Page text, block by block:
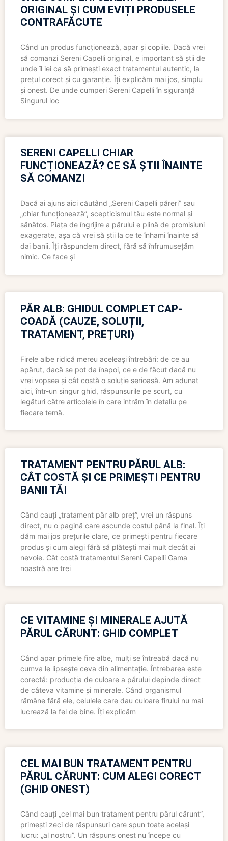
ORIGINAL ȘI CUM EVIȚI PRODUSELE
CONTRAFĂCUTE
Când un produs funcționează, apar și copiile. Dacă vrei
să comanzi Sereni Capelli original, e important să știi de
unde îl iei ca să primești exact tratamentul autentic, la
prețul corect și cu garanție. Îți explicăm mai jos, simplu
și onest. De unde cumperi Sereni Capelli în siguranță
Singurul loc
SERENI CAPELLI CHIAR
FUNCȚIONEAZĂ? CE SĂ ȘTII ÎNAINTE
SĂ COMANZI
Dacă ai ajuns aici căutând „Sereni Capelli păreri” sau
„chiar funcționează”, scepticismul tău este normal și
sănătos. Piața de îngrijire a părului e plină de promisiuni
exagerate, așa că vrei să știi la ce te înhami înainte să
dai banii. Îți răspundem direct, fără să înfrumusețăm
nimic. Ce face și
PĂR ALB: GHIDUL COMPLET CAP-
COADĂ (CAUZE, SOLUȚII,
TRATAMENT, PREȚURI)
Firele albe ridică mereu aceleași întrebări: de ce au
apărut, dacă se pot da înapoi, ce e de făcut dacă nu
vrei vopsea și cât costă o soluție serioasă. Am adunat
aici, într-un singur ghid, răspunsurile pe scurt, cu
legături către articolele în care intrăm în detaliu pe
fiecare temă.
TRATAMENT PENTRU PĂRUL ALB:
CÂT COSTĂ ȘI CE PRIMEȘTI PENTRU
BANII TĂI
Când cauți „tratament păr alb preț”, vrei un răspuns
direct, nu o pagină care ascunde costul până la final. Îți
dăm mai jos prețurile clare, ce primești pentru fiecare
produs și cum alegi fără să plătești mai mult decât ai
nevoie. Cât costă tratamentul Sereni Capelli Gama
noastră are trei
CE VITAMINE ȘI MINERALE AJUTĂ
PĂRUL CĂRUNT: GHID COMPLET
Când apar primele fire albe, mulți se întreabă dacă nu
cumva le lipsește ceva din alimentație. Întrebarea este
corectă: producția de culoare a părului depinde direct
de câteva vitamine și minerale. Când organismul
rămâne fără ele, celulele care dau culoare firului nu mai
lucrează la fel de bine. Îți explicăm
CEL MAI BUN TRATAMENT PENTRU
PĂRUL CĂRUNT: CUM ALEGI CORECT
(GHID ONEST)
Când cauți „cel mai bun tratament pentru părul cărunt”,
primești zeci de răspunsuri care spun toate același
lucru: „al nostru”. Un răspuns onest nu începe cu